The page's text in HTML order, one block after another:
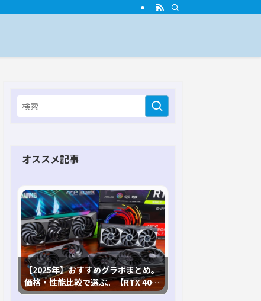
オススメ記事
【2025年】おすすめグラボまとめ。
価格・性能比較で選ぶ。【RTX 40,
RX 7000各種に対応】